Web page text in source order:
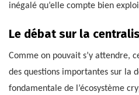
inégalé qu’elle compte bien
Le débat sur la
Comme on pouvait s’y attendre,
des questions importantes sur la
fondamentale de l’écosystème